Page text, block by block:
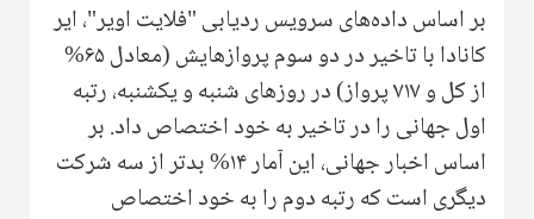
بر اساس داده‌های سرویس ردیابی "فلایت اویر"، ایر
کانادا با تاخیر در دو سوم پروازهایش (معادل ۶۵%
از کل و ۷۱۷ پرواز) در روزهای شنبه و یکشنبه، رتبه
اول جهانی را در تاخیر به خود اختصاص داد. بر
اساس اخبار جهانی، این آمار ۱۴% بدتر از سه شرکت
دیگری است که رتبه دوم را به خود اختصاص